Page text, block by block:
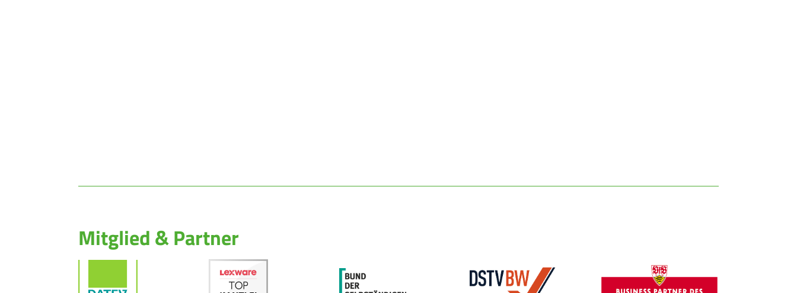
Mitglied & Partner